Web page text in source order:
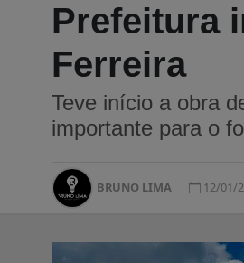
Prefeitura
Ferreira
Teve início a obra
importante para o
BRUNO LIMA 12/01/